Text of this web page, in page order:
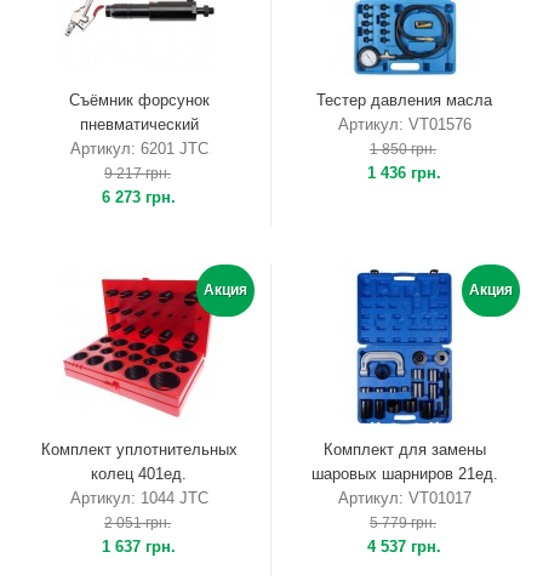
Съёмник форсунок
пневматический
Артикул: 6201 JTC
9 217 грн.
6 273 грн.
Тестер давления масла
Артикул: VT01576
1 850 грн.
1 436 грн.
Акция
Комплект уплотнительных
колец 401ед.
Артикул: 1044 JTC
2 051 грн.
1 637 грн.
Акция
Комплект для замены
шаровых шарниров 21ед.
Артикул: VT01017
5 779 грн.
4 537 грн.